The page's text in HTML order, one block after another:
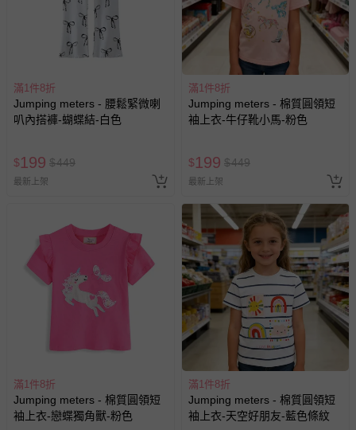
滿1件8折
Jumping meters - 腰鬆緊微喇
叭內搭褲-蝴蝶結-白色
$199 $449
最新上架
滿1件8折
Jumping meters - 棉質圓領短
袖上衣-牛仔靴小馬-粉色
$199 $449
最新上架
滿1件8折
Jumping meters - 棉質圓領短
袖上衣-戀蝶獨角獸-粉色
滿1件8折
Jumping meters - 棉質圓領短
袖上衣-天空好朋友-藍色條紋